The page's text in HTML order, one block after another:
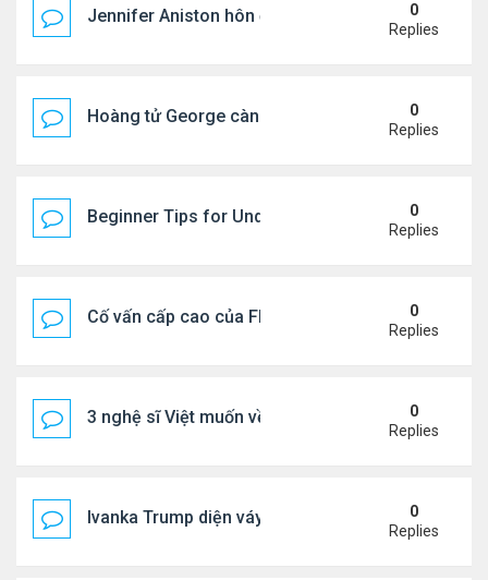
Jennifer Aniston hôn đắm đuối bạn trai trên du
0
Replies
Hoàng tử George càng lớn càng điển trai0
Replies
Beginner Tips for Understanding Diablo 4 Items
0
Replies
Cố vấn cấp cao của FIFA từ chức để phán đối
0
Replies
3 nghệ sĩ Việt muốn về VN nhưng số phận an bài
0
Replies
Ivanka Trump diện váy hở eo táo bạo, khoe vòng
0
Replies